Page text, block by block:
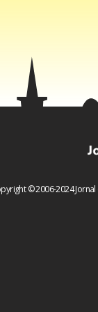
© 2006-2024